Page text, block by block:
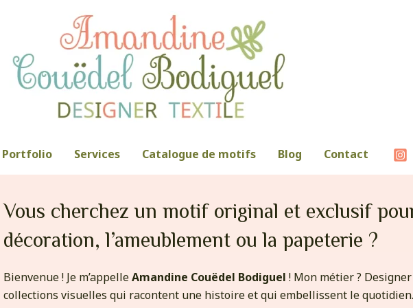
Portfolio Services Catalogue de motifs Blog Contact
Vous cherchez un motif original et exclusif
décoration, l’ameublement ou la papeterie ?
Bienvenue ! Je m’appelleAmandine Couëdel Bodiguel ! Mon métier ?
collections visuelles qui racontent une histoire et qui embellissent le quotidien.